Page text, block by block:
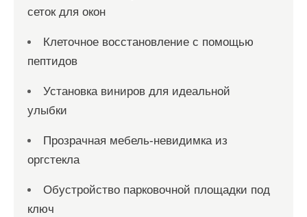
сеток для окон
Клеточное восстановление с помощью
пептидов
Установка виниров для идеальной
улыбки
Прозрачная мебель-невидимка из
оргстекла
Обустройство парковочной площадки под
ключ